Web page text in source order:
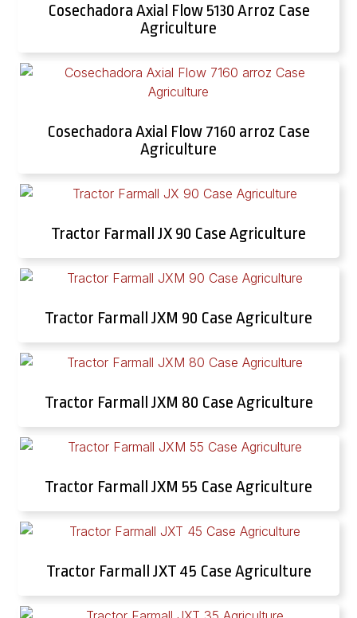
Cosechadora Axial Flow 5130 Arroz Case
Agriculture
Cosechadora Axial Flow 7160 arroz Case
Agriculture
Tractor Farmall JX 90 Case Agriculture
Tractor Farmall JXM 90 Case Agriculture
Tractor Farmall JXM 80 Case Agriculture
Tractor Farmall JXM 55 Case Agriculture
Tractor Farmall JXT 45 Case Agriculture